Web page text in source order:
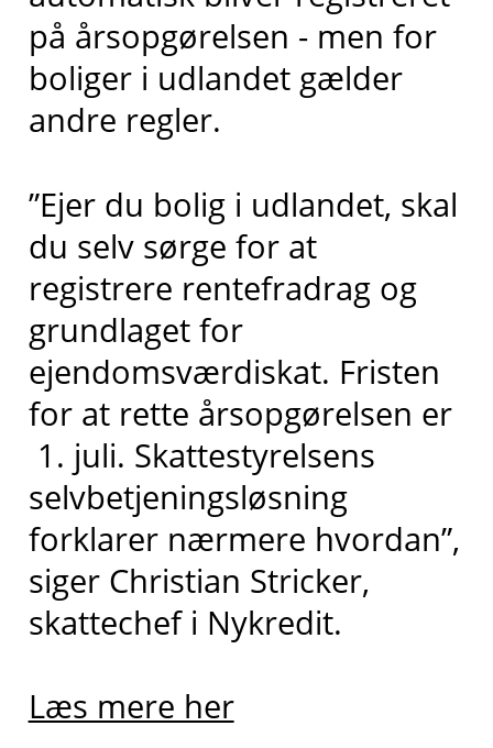
på årsopgørelsen - men for
boliger i udlandet gælder
andre regler.
”Ejer du bolig i udlandet, skal
du selv sørge for at
registrere rentefradrag og
grundlaget for
ejendomsværdiskat. Fristen
for at rette årsopgørelsen er
1. juli. Skattestyrelsens
selvbetjeningsløsning
forklarer nærmere hvordan”,
siger Christian Stricker,
skattechef i Nykredit.
Læs mere her